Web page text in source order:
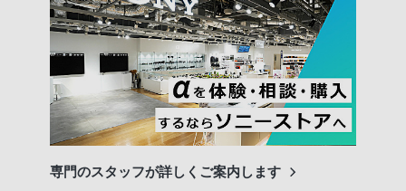
専門のスタッフが詳しくご案内します